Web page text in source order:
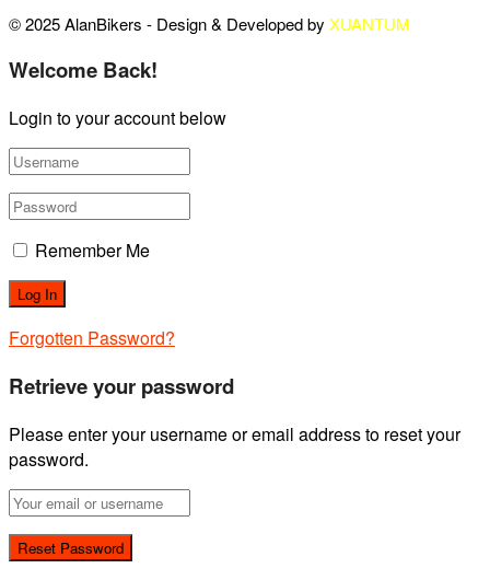
© 2025 AlanBikers - Design & Developed by XUANTUM
Welcome Back!
Login to your account below
Remember Me
Forgotten Password?
Retrieve your password
Please enter your username or email address to reset your
password.